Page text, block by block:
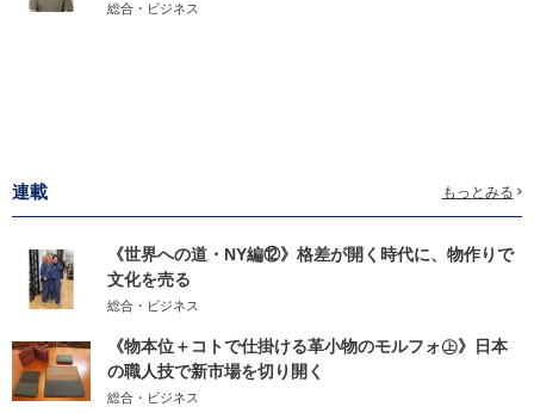
総合・ビジネス
連載 もっとみる
《世界への道・NY編⑫》格差が開く時代に、物作りで
文化を売る
総合・ビジネス
《物本位＋コトで仕掛ける革小物のモルフォ㊤》日本
の職人技で新市場を切り開く
総合・ビジネス